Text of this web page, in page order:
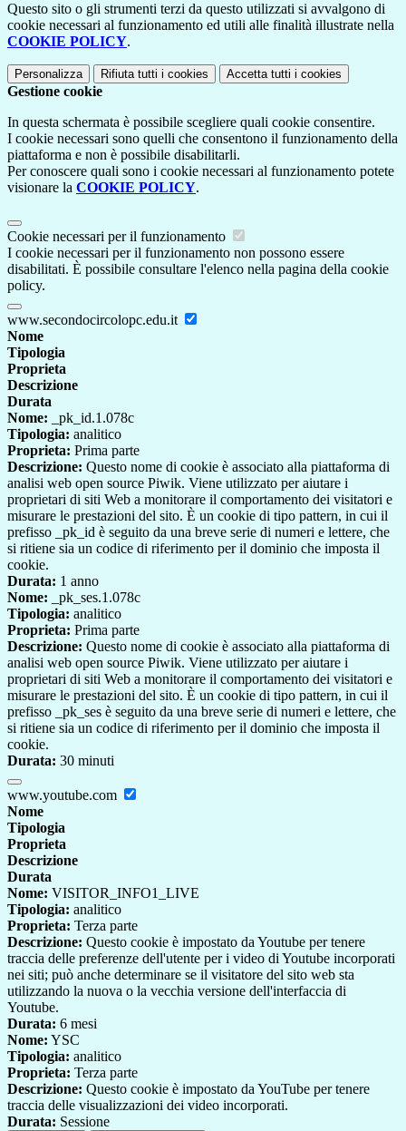
Questo sito o gli strumenti terzi da questo utilizzati si avvalgono di
cookie necessari al funzionamento ed utili alle finalità illustrate nella
COOKIE POLICY.
Personalizza Rifiuta tutti i cookies Accetta tutti i cookies
Gestione cookie
In questa schermata è possibile scegliere quali cookie consentire.
I cookie necessari sono quelli che consentono il funzionamento della
piattaforma e non è possibile disabilitarli.
Per conoscere quali sono i cookie necessari al funzionamento potete
visionare la COOKIE POLICY.
Cookie necessari per il funzionamento
I cookie necessari per il funzionamento non possono essere
disabilitati. È possibile consultare l'elenco nella pagina della cookie
policy.
www.secondocircolopc.edu.it
Nome
Tipologia
Proprieta
Descrizione
Durata
Nome: _pk_id.1.078c
Tipologia: analitico
Proprieta: Prima parte
Descrizione: Questo nome di cookie è associato alla piattaforma di
analisi web open source Piwik. Viene utilizzato per aiutare i
proprietari di siti Web a monitorare il comportamento dei visitatori e
misurare le prestazioni del sito. È un cookie di tipo pattern, in cui il
prefisso _pk_id è seguito da una breve serie di numeri e lettere, che
si ritiene sia un codice di riferimento per il dominio che imposta il
cookie.
Durata: 1 anno
Nome: _pk_ses.1.078c
Tipologia: analitico
Proprieta: Prima parte
Descrizione: Questo nome di cookie è associato alla piattaforma di
analisi web open source Piwik. Viene utilizzato per aiutare i
proprietari di siti Web a monitorare il comportamento dei visitatori e
misurare le prestazioni del sito. È un cookie di tipo pattern, in cui il
prefisso _pk_ses è seguito da una breve serie di numeri e lettere, che
si ritiene sia un codice di riferimento per il dominio che imposta il
cookie.
Durata: 30 minuti
www.youtube.com
Nome
Tipologia
Proprieta
Descrizione
Durata
Nome: VISITOR_INFO1_LIVE
Tipologia: analitico
Proprieta: Terza parte
Descrizione: Questo cookie è impostato da Youtube per tenere
traccia delle preferenze dell'utente per i video di Youtube incorporati
nei siti; può anche determinare se il visitatore del sito web sta
utilizzando la nuova o la vecchia versione dell'interfaccia di
Youtube.
Durata: 6 mesi
Nome: YSC
Tipologia: analitico
Proprieta: Terza parte
Descrizione: Questo cookie è impostato da YouTube per tenere
traccia delle visualizzazioni dei video incorporati.
Durata: Sessione